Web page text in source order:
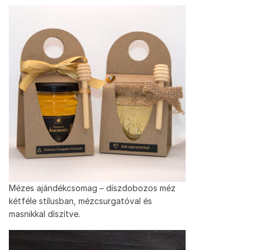
Mézes ajándékcsomag – díszdobozos méz
kétféle stílusban, mézcsurgatóval és
masnikkal díszítve.